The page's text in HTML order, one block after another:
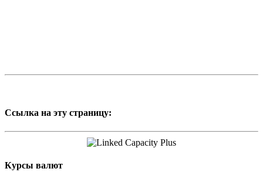
Ссылка на эту страницу:
Курсы валют